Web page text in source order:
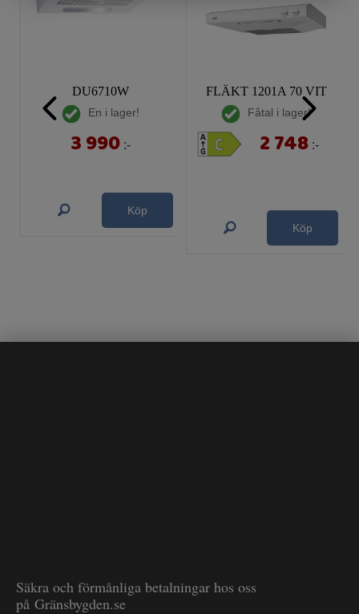
DU6710W
En i lager!
3 990 :-
Köp
FLÄKT 1201A 70 VIT
Fåtal i lager!
2 748 :-
Köp
Säkra och förmånliga betalningar hos oss
på Gränsbygden.se